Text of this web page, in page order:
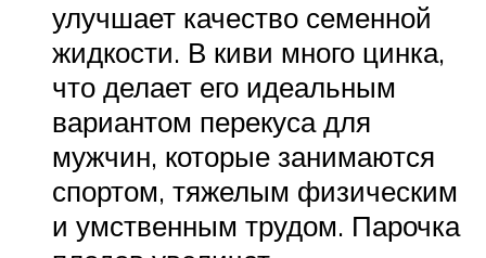
улучшает качество семенной
жидкости. В киви много цинка,
что делает его идеальным
вариантом перекуса для
мужчин, которые занимаются
спортом, тяжелым физическим
и умственным трудом. Парочка